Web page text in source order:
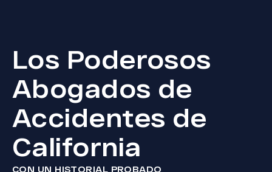
Los Poderosos
Abogados de
Accidentes de
California
CON UN HISTORIAL PROBADO